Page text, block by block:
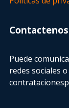
Contactenos
Puede
redes sociales